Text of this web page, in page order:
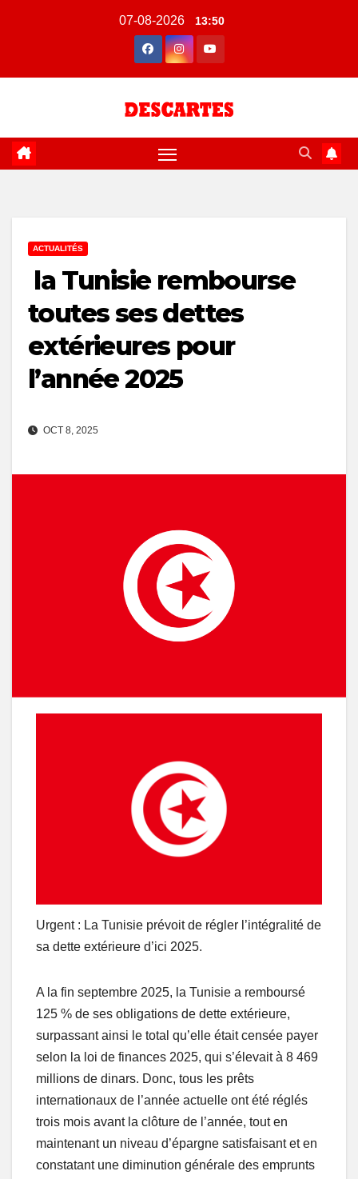
07-08-2026 13:50
ACTUALITÉS
la Tunisie rembourse
toutes ses dettes
extérieures pour
l’année 2025
OCT 8, 2025
Urgent : La Tunisie prévoit de régler l’intégralité de
sa dette extérieure d’ici 2025.
A la fin septembre 2025, la Tunisie a remboursé
125 % de ses obligations de dette extérieure,
surpassant ainsi le total qu’elle était censée payer
selon la loi de finances 2025, qui s’élevait à 8 469
millions de dinars. Donc, tous les prêts
internationaux de l’année actuelle ont été réglés
trois mois avant la clôture de l’année, tout en
maintenant un niveau d’épargne satisfaisant et en
constatant une diminution générale des emprunts